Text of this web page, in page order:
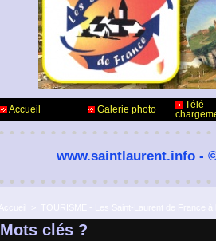
Accueil Galerie photo
Télé-
www.saintlaurent.info -
Mots clés ?